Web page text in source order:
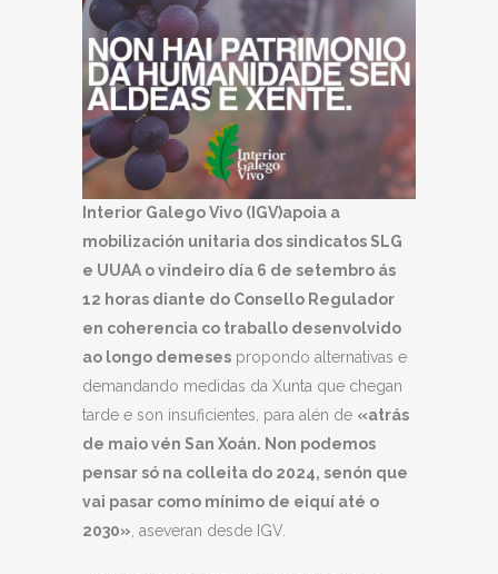
Interior Galego Vivo (IGV)apoia a
mobilización unitaria dos sindicatos SLG
e UUAA o vindeiro día 6 de setembro ás
12 horas diante do Consello Regulador
en coherencia co traballo desenvolvido
ao longo demeses propondo alternativas e
demandando medidas da Xunta que chegan
tarde e son insuficientes, para alén de «atrás
de maio vén San Xoán. Non podemos
pensar só na colleita do 2024, senón que
vai pasar como mínimo de eiquí até o
2030», aseveran desde IGV.